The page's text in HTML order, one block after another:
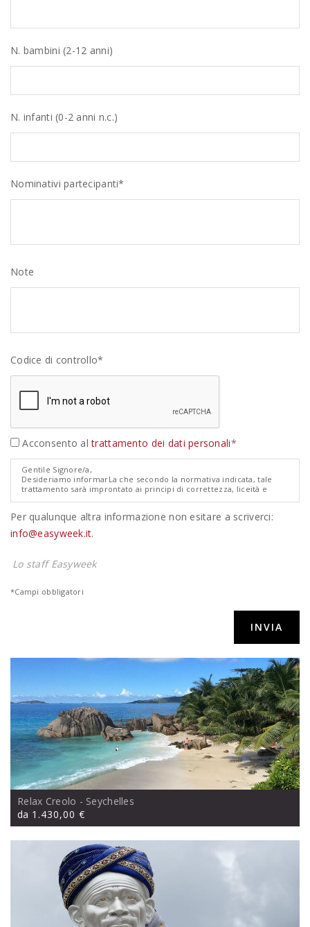
N. bambini (2-12 anni)
N. infanti (0-2 anni n.c.)
Nominativi partecipanti*
Note
Codice di controllo*
Acconsento altrattamento dei dati personali*
Gentile Signore/a,
Desideriamo informarLa che secondo la normativa indicata, tale
trattamento sarà improntato ai principi di correttezza, liceità e
relativo alla protezione dei dati personali ("GDPR"), pertanto, Le
forniamo le seguenti informazioni:
1. I dati da Lei forniti verranno trattati per le seguenti finalità:
3. Il conferimento dei dati è obbligatorio e l'eventuale rifiuto di
4. I dati non saranno comunicati ad altri soggetti, né saranno oggetto
Per qualunque altra informazione non esitare a scriverci:
info@easyweek.it.
Lo staff Easyweek
*Campi obbligatori
Relax Creolo - Seychelles
da 1.430,00 €